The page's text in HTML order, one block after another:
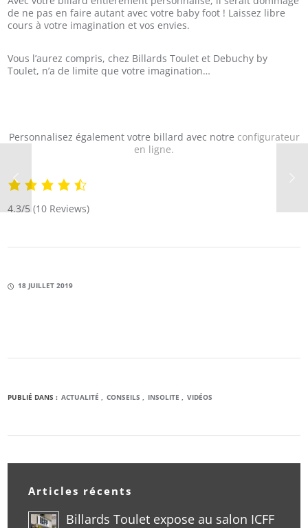
de ne pas en faire autant avec votre baby foot ! Laissez libre
cours à votre imagination et vos envies.
Vous l’aurez compris, chez Billards Toulet et Debuchy by
Toulet, n’a de limite que votre imagination…
Personnalisez également votre billard avec notre configurateur
en ligne.
4.3/5(10 Reviews)
18 JUILLET 2019
PUBLIÉ DANS : ACTUALITÉ CONSEILS INSOLITE VIDÉOS
Articles récents
Billards Toulet expose au salon ICFF